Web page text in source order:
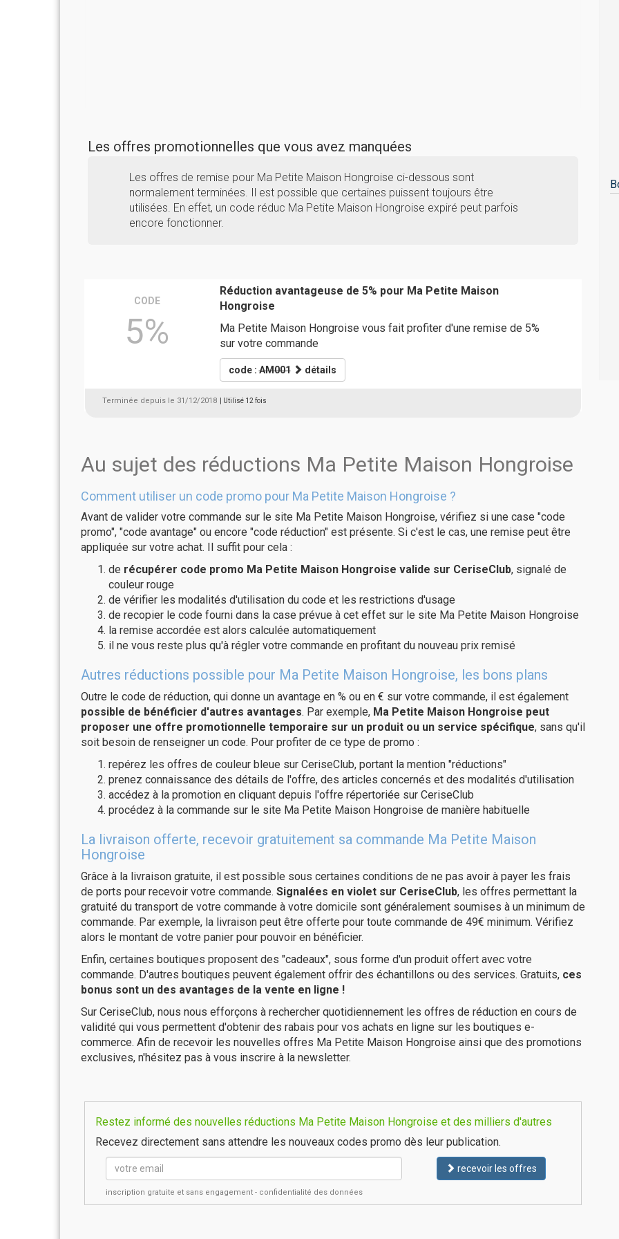
Les offres promotionnelles que vous avez manquées
Les offres de remise pour Ma Petite Maison Hongroise ci-dessous sont
normalement terminées. Il est possible que certaines puissent toujours être
utilisées. En effet, un code réduc Ma Petite Maison Hongroise expiré peut parfois
encore fonctionner.
CODE
5%
Réduction avantageuse de 5% pour Ma Petite Maison
Hongroise
Ma Petite Maison Hongroise vous fait profiter d'une remise de 5%
sur votre commande
code :AM001 détails
Terminée depuis le 31/12/2018 | Utilisé 12 fois
Au sujet des réductions Ma Petite Maison Hongroise
Comment utiliser un code promo pour Ma Petite Maison Hongroise ?
Avant de valider votre commande sur le site Ma Petite Maison Hongroise, vérifiez si une case "code
promo", "code avantage" ou encore "code réduction" est présente. Si c'est le cas, une remise peut être
appliquée sur votre achat. Il suffit pour cela :
de récupérer code promo Ma Petite Maison Hongroise valide sur CeriseClub, signalé de
couleur rouge
de vérifier les modalités d'utilisation du code et les restrictions d'usage
de recopier le code fourni dans la case prévue à cet effet sur le site Ma Petite Maison Hongroise
la remise accordée est alors calculée automatiquement
il ne vous reste plus qu'à régler votre commande en profitant du nouveau prix remisé
Autres réductions possible pour Ma Petite Maison Hongroise, les bons plans
Outre le code de réduction, qui donne un avantage en % ou en € sur votre commande, il est également
possible de bénéficier d'autres avantages. Par exemple, Ma Petite Maison Hongroise peut
proposer une offre promotionnelle temporaire sur un produit ou un service spécifique, sans qu'il
soit besoin de renseigner un code. Pour profiter de ce type de promo :
repérez les offres de couleur bleue sur CeriseClub, portant la mention "réductions"
prenez connaissance des détails de l'offre, des articles concernés et des modalités d'utilisation
accédez à la promotion en cliquant depuis l'offre répertoriée sur CeriseClub
procédez à la commande sur le site Ma Petite Maison Hongroise de manière habituelle
La livraison offerte, recevoir gratuitement sa commande Ma Petite Maison
Hongroise
Grâce à la livraison gratuite, il est possible sous certaines conditions de ne pas avoir à payer les frais
de ports pour recevoir votre commande. Signalées en violet sur CeriseClub, les offres permettant la
gratuité du transport de votre commande à votre domicile sont généralement soumises à un minimum de
commande. Par exemple, la livraison peut être offerte pour toute commande de 49€ minimum. Vérifiez
alors le montant de votre panier pour pouvoir en bénéficier.
Enfin, certaines boutiques proposent des "cadeaux", sous forme d'un produit offert avec votre
commande. D'autres boutiques peuvent également offrir des échantillons ou des services. Gratuits, ces
bonus sont un des avantages de la vente en ligne !
Sur CeriseClub, nous nous efforçons à rechercher quotidiennement les offres de réduction en cours de
validité qui vous permettent d'obtenir des rabais pour vos achats en ligne sur les boutiques e-
commerce. Afin de recevoir les nouvelles offres Ma Petite Maison Hongroise ainsi que des promotions
exclusives, n'hésitez pas à vous inscrire à la newsletter.
Restez informé des nouvelles réductions Ma Petite Maison Hongroise et des milliers d'autres
Recevez directement sans attendre les nouveaux codes promo dès leur publication.
recevoir les offres
inscription gratuite et sans engagement - confidentialité des données